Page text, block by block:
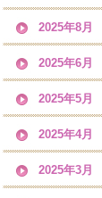
2025年8月
2025年6月
2025年5月
2025年4月
2025年3月